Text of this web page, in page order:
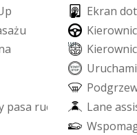
p Ekran dot
sażu Kierownic
a Kierownic
Uruchami
Podgrze
pasa ruc Lane assi
Wspoma